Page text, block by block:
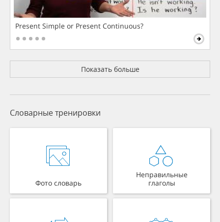
Present Simple or Present Continuous?
Показать больше
Словарные тренировки
Фото словарь
Неправильные
глаголы